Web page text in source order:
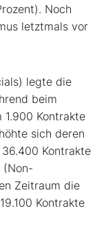
Noch
letztmals vor
legte die
beim
1.900 Kontrakte
sich deren
Kontrakte
(Non-
Zeitraum die
Kontrakte